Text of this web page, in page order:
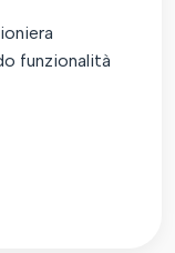
funzionalità